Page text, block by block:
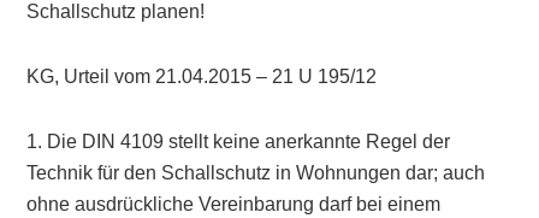
Schallschutz planen!
KG, Urteil vom 21.04.2015 – 21 U 195/12
1. Die DIN 4109 stellt keine anerkannte Regel der
Technik für den Schallschutz in Wohnungen dar; auch
ohne ausdrückliche Vereinbarung darf bei einem